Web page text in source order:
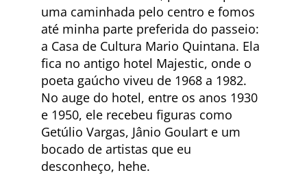
uma caminhada pelo centro e fomos
até minha parte preferida do passeio:
a Casa de Cultura Mario Quintana. Ela
fica no antigo hotel Majestic, onde o
poeta gaúcho viveu de 1968 a 1982.
No auge do hotel, entre os anos 1930
e 1950, ele recebeu figuras como
Getúlio Vargas, Jânio Goulart e um
bocado de artistas que eu
desconheço, hehe.